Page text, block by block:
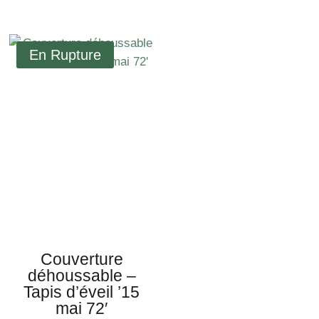
Couverture
déhoussable –
Tapis d’éveil ’15
mai 72′